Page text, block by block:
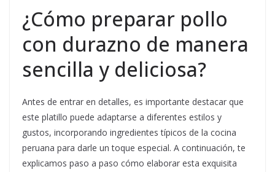
¿Cómo preparar pollo
con durazno de manera
sencilla y deliciosa?
Antes de entrar en detalles, es importante destacar que
este platillo puede adaptarse a diferentes estilos y
gustos, incorporando ingredientes típicos de la cocina
peruana para darle un toque especial. A continuación, te
explicamos paso a paso cómo elaborar esta exquisita